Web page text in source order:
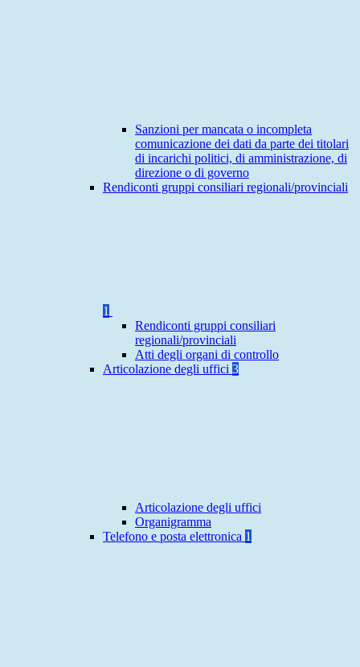
Sanzioni per mancata o incompleta
comunicazione dei dati da parte dei titolari
di incarichi politici, di amministrazione, di
direzione o di governo
Rendiconti gruppi consiliari regionali/provinciali
1
Rendiconti gruppi consiliari
regionali/provinciali
Atti degli organi di controllo
Articolazione degli uffici 3
Articolazione degli uffici
Organigramma
Telefono e posta elettronica 1